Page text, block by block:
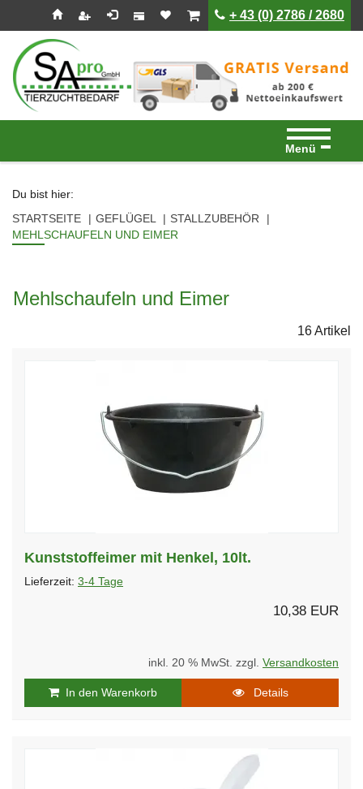
Seitenebreiche:
ist leerist leer+ 43 (0) 2786 / 2680
Menü
Du bist hier:
STARTSEITE
GEFLÜGEL
STALLZUBEHÖR
MEHLSCHAUFELN UND EIMER
Mehlschaufeln und Eimer
16 Artikel
Kunststoffeimer mit Henkel, 10lt.
Lieferzeit: 3-4 Tage
10,38 EUR
inkl. 20 % MwSt. zzgl. Versandkosten
In den Warenkorb Details